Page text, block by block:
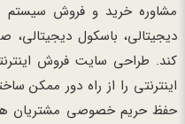
مشاوره خرید و فروش سیستم
دیجیتالی، باسکول دیجیتالی،
کند. طراحی سایت فروش
اینترنتی را از راه دور ممکن
حفظ حریم خصوصی مشتریان